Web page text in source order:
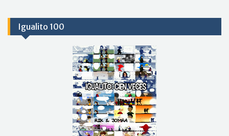
Igualito 100